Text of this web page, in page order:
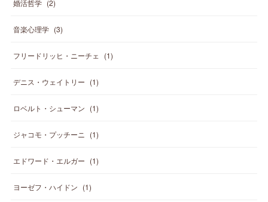
婚活哲学 (2)
音楽心理学 (3)
フリードリッヒ・ニーチェ (1)
デニス・ウェイトリー (1)
ロベルト・シューマン (1)
ジャコモ・プッチーニ (1)
エドワード・エルガー (1)
ヨーゼフ・ハイドン (1)